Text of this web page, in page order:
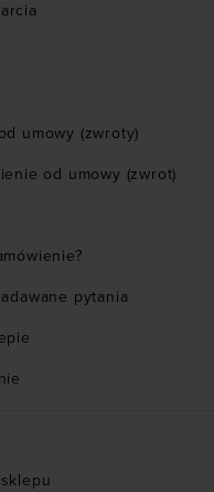
umowy (zwroty)
od umowy (zwrot)
pytania